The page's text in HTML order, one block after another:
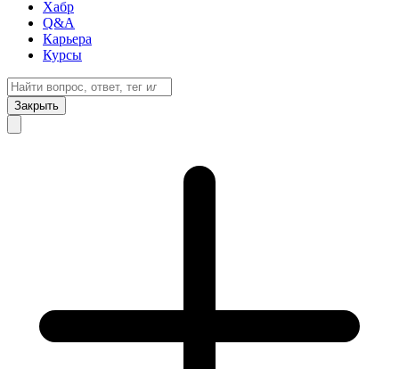
Хабр
Q&A
Карьера
Курсы
Закрыть